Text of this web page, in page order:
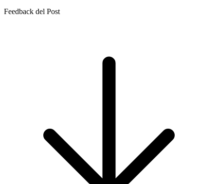
Feedback del Post